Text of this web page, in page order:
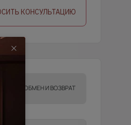
КОНСУЛЬТАЦИЮ
ОБМЕН И ВОЗВРАТ